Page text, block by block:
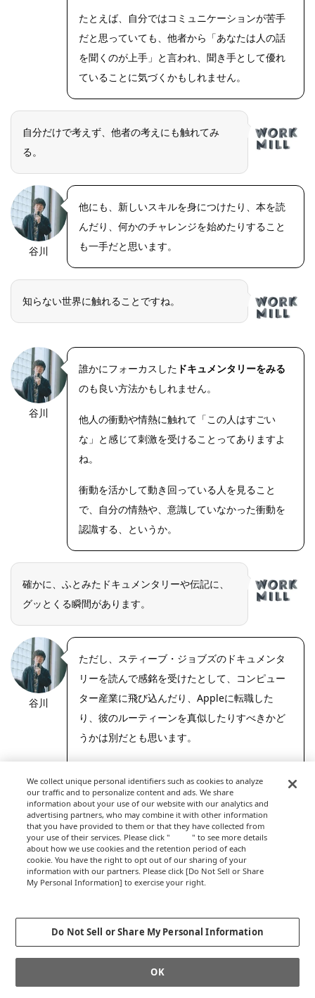
たとえば、自分ではコミュニケーションが苦手
だと思っていても、他者から「あなたは人の話
を聞くのが上手」と言われ、聞き手として優れ
ていることに気づくかもしれません。
自分だけで考えず、他者の考えにも触れてみ
る。
谷川
他にも、新しいスキルを身につけたり、本を読
んだり、何かのチャレンジを始めたりすること
も一手だと思います。
知らない世界に触れることですね。
谷川
誰かにフォーカスした ドキュメンタリーをみる
のも良い方法かもしれません。
他人の衝動や情熱に触れて「この人はすごい
な」と感じて刺激を受けることってありますよ
ね。
衝動を活かして動き回っている人を見ること
で、自分の情熱や、意識していなかった衝動を
認識する、というか。
確かに、ふとみたドキュメンタリーや伝記に、
グッとくる瞬間があります。
谷川
ただし、スティーブ・ジョブズのドキュメンタ
リーを読んで感銘を受けたとして、コンピュー
ター産業に飛び込んだり、Appleに転職した
り、彼のルーティーンを真似したりすべきかど
うかは別だとも思います。
葉で簡単に把握しきれないところに、その人固
有の衝動が表れるので、そんな単純な話はでき
ないからです。
衝動を仕事に結び付けている彼のたたずまいに
学ぶものがあると思った方がいいんじゃないで
We collect unique personal identifiers such as cookies to analyze
our traffic and to personalize content and ads. We share
information about your use of our website with our analytics and
advertising partners, who may combine it with other information
that you have provided to them or that they have collected from
your use of their services. Please click "
here" to see more details
about how we use cookies and the retention period of each
cookie. You have the right to opt out of our sharing of your
information with our partners. Please click [Do Not Sell or Share
My Personal Information] to exercise your right.
Do Not Sell or Share My Personal Information
OK